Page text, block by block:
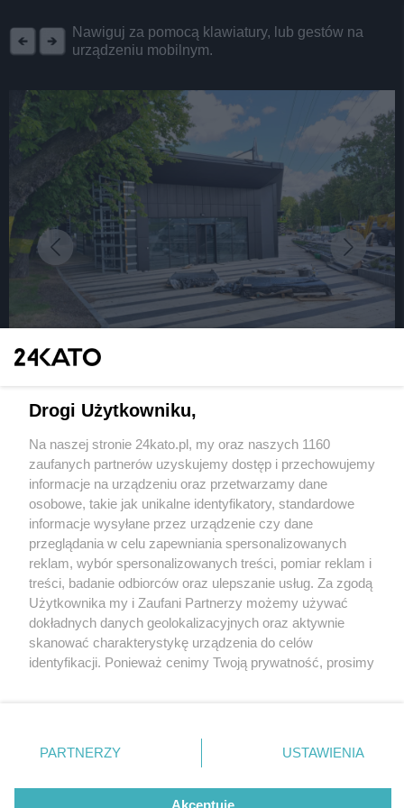
Nawiguj za pomocą klawiatury, lub gestów na
urządzeniu mobilnym.
Słynny sklep z wyposażeniem wnętrz BoConcept
Centrum Wnętrz Home Concept
2 / 7
Home Concept Katowice
budowa 2
Wydawca mediów lokalnych
Nie zapomnij
zapoznać się z:
polityką prywatności regulamin korzystania z portali
Twojemiasto
Piekary Śląskie
Chorzów
Tarnowskie Góry
Gliwice
Skontakuj sięz nami
Kontakt
Wydawca
Redakcja
Drogi Użytkowniku,
Na naszej stronie 24kato.pl, my oraz naszych 1160
zaufanych partnerów uzyskujemy dostęp i przechowujemy
informacje na urządzeniu oraz przetwarzamy dane
osobowe, takie jak unikalne identyfikatory, standardowe
informacje wysyłane przez urządzenie czy dane
przeglądania w celu zapewniania spersonalizowanych
reklam, wybór spersonalizowanych treści, pomiar reklam i
treści, badanie odbiorców oraz ulepszanie usług. Za zgodą
Użytkownika my i Zaufani Partnerzy możemy używać
dokładnych danych geolokalizacyjnych oraz aktywnie
skanować charakterystykę urządzenia do celów
identyfikacji. Ponieważ cenimy Twoją prywatność, prosimy
prywatności znajdujący się w lewym dolnym rogu strony
. Niektóre rodzaje przetwarzania danych nie wymagają
zgody użytkownika, ale masz prawo sprzeciwić się
takiemu przetwarzaniu. Preferencje będą miały
PARTNERZY USTAWIENIA
Akceptuję